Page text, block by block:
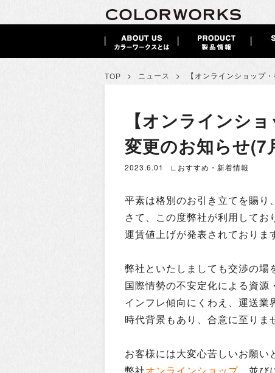
TOP > ニュース > 【オンラインショップ
【オンラインシ
変更のお知らせ(7
2023.6.01 ∟おすすめ・新着情報
平素は格別のお引き立てを賜り
さて、この度弊社が利用してお
運賃値上げが発表されておりま
弊社といたしましても交渉の場
国際情勢の不安定化による資源
インフレ傾向にくわえ、運送業
時代背景もあり、合意に至りま
お客様には大変心苦しいお願い